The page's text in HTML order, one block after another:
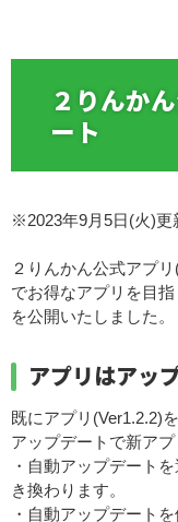
２りんか
ート
※2023年9月5日(火)更
２りんかん公式アプ
でお得なアプリを目
を公開いたしました。
アプリはアッ
既にアプリ(Ver1.2.2)
アップデートで新アプ
・自動アップデート
き換わります。
・自動アップデート